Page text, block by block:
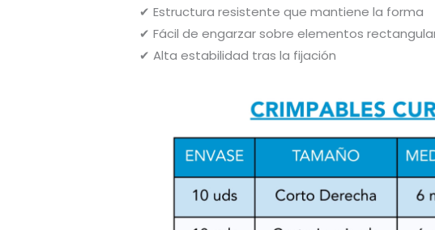
✔ Estructura resistente que mantiene la forma
✔ Fácil de engarzar sobre elementos
✔ Alta estabilidad tras la fijación